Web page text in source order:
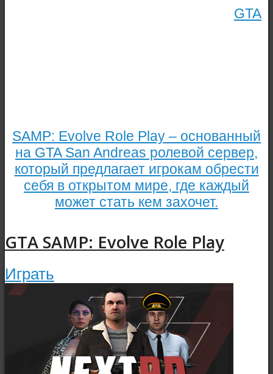
GTA
SAMP: Evolve Role Play – основанный
на GTA San Andreas ролевой сервер,
который предлагает игрокам обрести
себя в открытом мире, где каждый
может стать кем захочет.
GTA SAMP: Evolve Role Play
Играть